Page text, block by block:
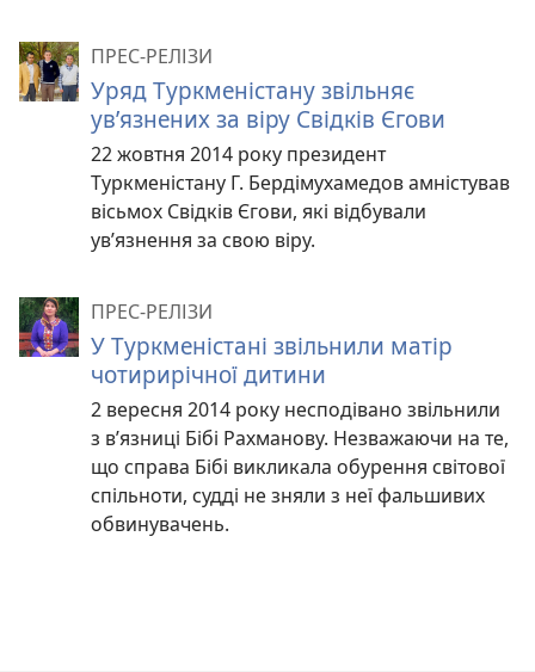
ПРЕС-РЕЛІЗИ
Уряд Туркменістану звільняє
ув’язнених за віру Свідків Єгови
22 жовтня 2014 року президент
Туркменістану Г. Бердімухамедов амністував
вісьмох Свідків Єгови, які відбували
ув’язнення за свою віру.
ПРЕС-РЕЛІЗИ
У Туркменістані звільнили матір
чотирирічної дитини
2 вересня 2014 року несподівано звільнили
з в’язниці Бібі Рахманову. Незважаючи на те,
що справа Бібі викликала обурення світової
спільноти, судді не зняли з неї фальшивих
обвинувачень.